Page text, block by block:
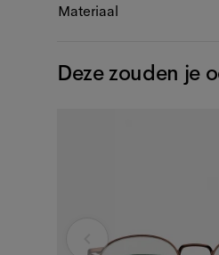
Materiaal
Deze zouden je